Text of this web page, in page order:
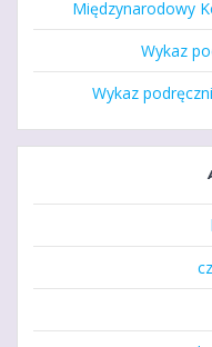
Międzynarodowy
Wykaz
Wykaz